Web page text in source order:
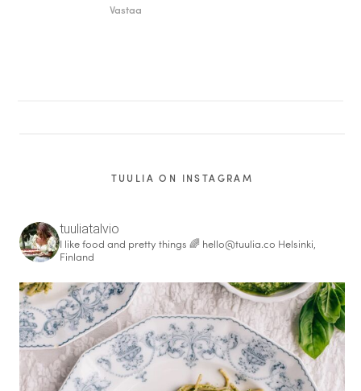
Vastaa
TUULIA ON INSTAGRAM
tuuliatalvio
I like food and pretty things 🌈 hello@tuulia.co Helsinki,
Finland